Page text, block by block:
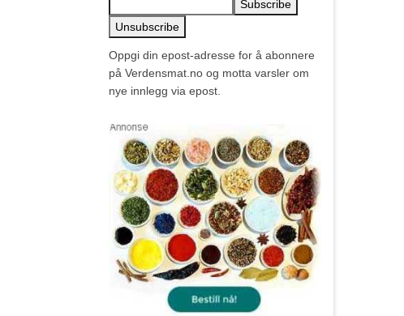
Oppgi din epost-adresse for å abonnere
på Verdensmat.no og motta varsler om
nye innlegg via epost.